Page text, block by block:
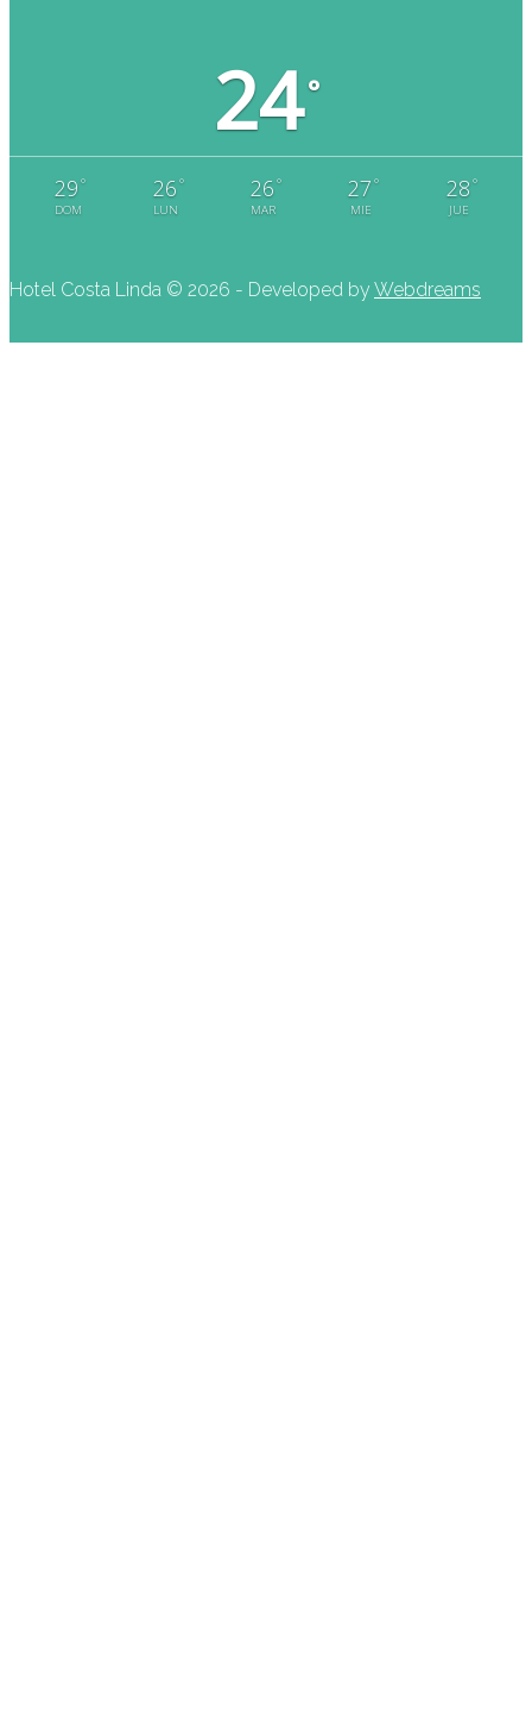
24°
29 °
DOM
26 °
LUN
26 °
MAR
27 °
MIE
28 °
JUE
Hotel Costa Linda © 2026 - Developed by Webdreams